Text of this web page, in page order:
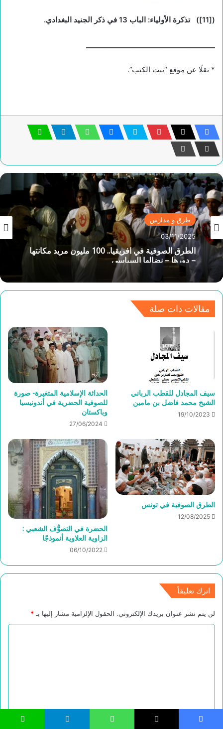
(
[11] ) تذكرة الأولياء: الباب 13 في ذكر الجنيد البغدادي.
* نقلًا عن موقع “بيت الكتب”.
طرق و مدارس
03/11/2025
الطرق الصوفية في افريقيا.. 100 مليون مريد مكانتها
– دورها – نضالها السياسي
مقالات ذات صلة
سيف المجادل للقطب الرباني
الشيخ محمد فاضل بن مامين
19/10/2023
الحداثة الإسلامية المتغيرة- صورة
للصوفية الحضرية في أندونيسيا
وباكستان
27/06/2024
الطرق الصوفية في تونس
12/08/2025
الحضرة في التصوُّف الشعبي :
الزاوية العلاوية أنموذجًا
06/10/2022
اترك تعليقاً
لن يتم نشر عنوان بريدك الإلكتروني. الحقول الإلزامية مشار إليها بـ *